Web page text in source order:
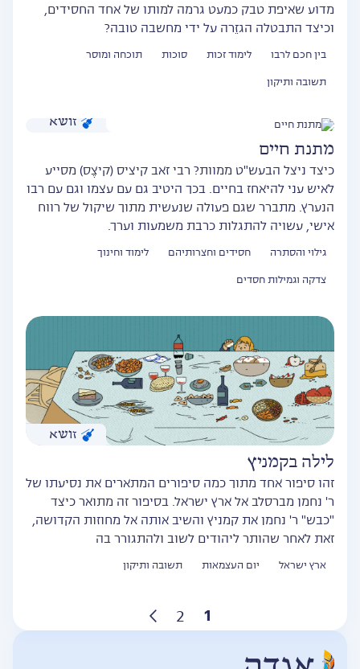
מדוע שאיפת טבק כמעט גרמה למותו של אחד החסידים,
וכיצד התבטלה הגזֵרה על ידי מחשבה טובה?
בין חכם לרבו לימוד זכות סוכות תוכחה ומוסר
תשובה ותיקון
זושא
מתנת חיים
כיצד ניצל הבעש"ט ממוות? רבי זאב קיציס (קיצֶס) מסייע
לאיש עני להיאחז בחיים. בכך היטיב גם עם עצמו וגם עם רבו
הנערץ. מתברר שגם פעולה שנעשית מתוך שיקול של רווח
אישי, עשויה להתגלות כרבת משמעות וערך.
גילוי והסתרה חסידים וחצרותיהם לימוד וחינוך
צדקה וגמילות חסדים
זושא
לילה בקמניץ
זהו סיפור אחד מתוך כמה סיפורים המתארים את נסיעתו של
ר' נחמן מברסלב אל ארץ ישראל. בסיפור זה מתואר כיצד
"כבש" ר' נחמן את קמניץ והשיב אותה אל מחוזות הקדושה,
זאת לאחר שהותר ליהודים לשוב ולהתגורר בה
ארץ ישראל יום העצמאות תשובה ותיקון
pagination
1
2